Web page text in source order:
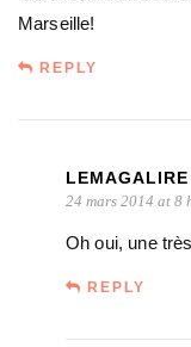
Marseille!
REPLY
LEMAGALIRE
24 mars 2014 at 8
Oh oui, une
REPLY